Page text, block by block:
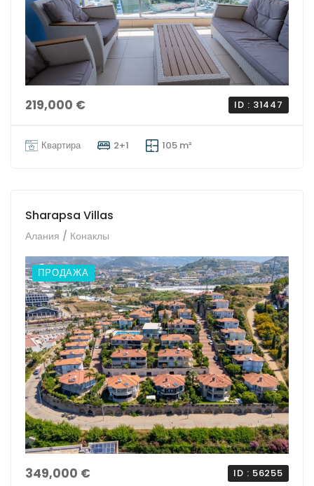
219,000 € ID : 31447
Квартира 2+1 105 m²
Sharapsa Villas
Алания / Конаклы
ПРОДАЖА
349,000 € ID : 56255